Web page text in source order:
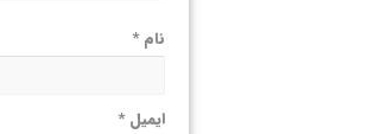
نام*
ایمیل*